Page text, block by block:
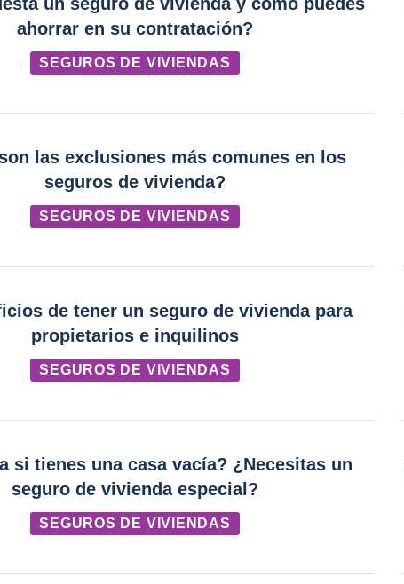
ahorrar en su contratación?
SEGUROS DE VIVIENDAS
las exclusiones más comunes en los
seguros de vivienda?
SEGUROS DE VIVIENDAS
de tener un seguro de vivienda para
propietarios e inquilinos
SEGUROS DE VIVIENDAS
si tienes una casa vacía? ¿Necesitas un
seguro de vivienda especial?
SEGUROS DE VIVIENDAS